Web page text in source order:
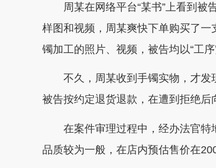
周某在网络平台“某书”上看到被
样图和视频，周某爽快下单购买了
镯加工的照片、视频，被告均以“工
不久，周某收到手镯实物，才发
被告按约定退货退款，在遭到拒绝后
在案件审理过程中，经办法官特
品质较为一般，在店内预估售价在